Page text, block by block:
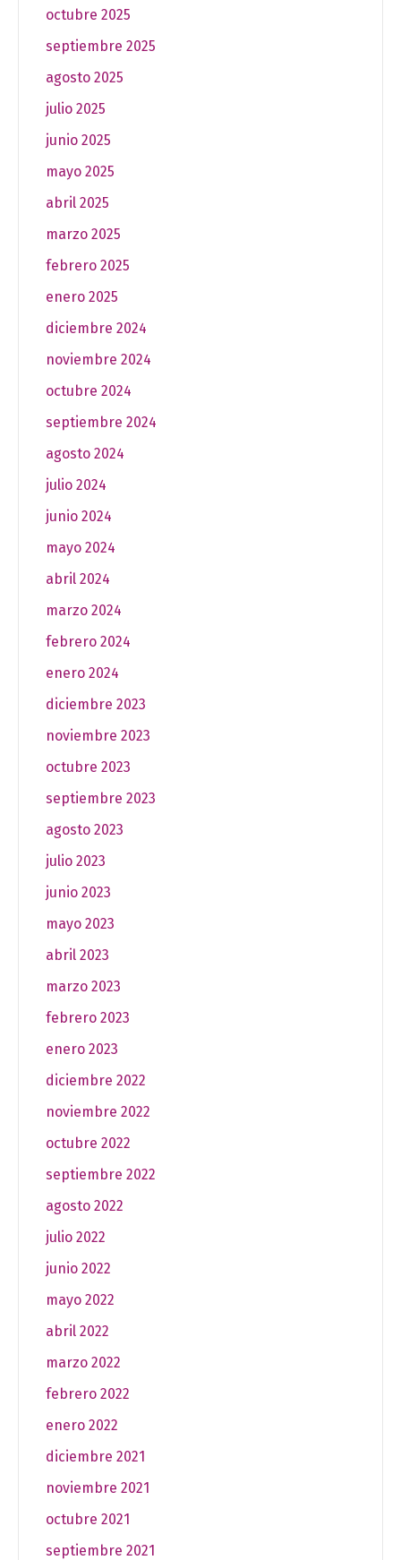
octubre 2025
septiembre 2025
agosto 2025
julio 2025
junio 2025
mayo 2025
abril 2025
marzo 2025
febrero 2025
enero 2025
diciembre 2024
noviembre 2024
octubre 2024
septiembre 2024
agosto 2024
julio 2024
junio 2024
mayo 2024
abril 2024
marzo 2024
febrero 2024
enero 2024
diciembre 2023
noviembre 2023
octubre 2023
septiembre 2023
agosto 2023
julio 2023
junio 2023
mayo 2023
abril 2023
marzo 2023
febrero 2023
enero 2023
diciembre 2022
noviembre 2022
octubre 2022
septiembre 2022
agosto 2022
julio 2022
junio 2022
mayo 2022
abril 2022
marzo 2022
febrero 2022
enero 2022
diciembre 2021
noviembre 2021
octubre 2021
septiembre 2021